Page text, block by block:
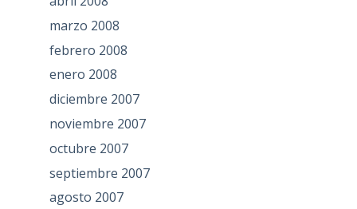
marzo 2008
febrero 2008
enero 2008
diciembre 2007
noviembre 2007
octubre 2007
septiembre 2007
agosto 2007